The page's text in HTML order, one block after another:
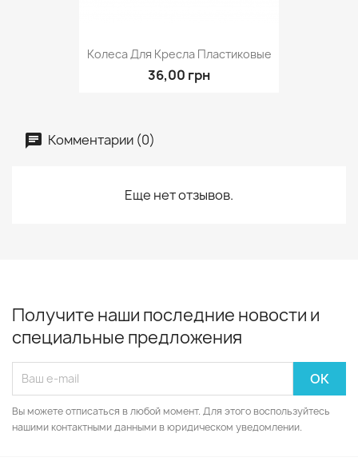
Колеса Для Кресла Пластиковые
36,00 грн
Комментарии (0)
Еще нет отзывов.
Получите наши последние новости и
специальные предложения
Вы можете отписаться в любой момент. Для этого воспользуйтесь
нашими контактными данными в юридическом уведомлении.